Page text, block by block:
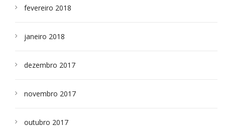
fevereiro 2018
janeiro 2018
dezembro 2017
novembro 2017
outubro 2017